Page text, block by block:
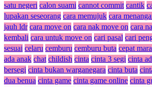
satu negeri calon suami cannot commit cantik
lupakan seseorang cara memujuk cara
jauh ldr cara move on cara nak move on cara
kembali cara untuk move on cari pasal cari
sesuai celaru cemburu cemburu buta cepat
ada anak chat childish cinta cinta 3 segi cinta
bersegi cinta bukan warganegara cinta buta
dua benua cinta game cinta game online cinta